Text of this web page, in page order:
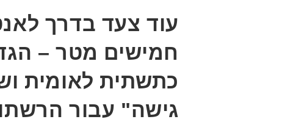
עוד צעד בדרך
חמישים מטר –
כתשתית לאומית
גישה" עבור